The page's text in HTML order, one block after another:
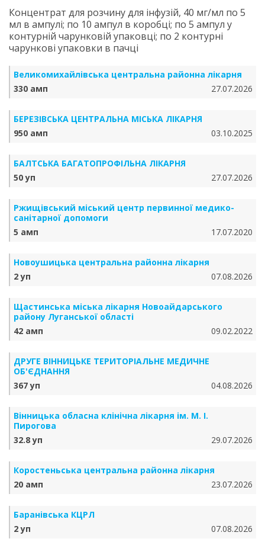
Концентрат для розчину для інфузій, 40 мг/мл по 5
мл в ампулі; по 10 ампул в коробці; по 5 ампул у
контурній чарунковій упаковці; по 2 контурні
чарункові упаковки в пачці
Великомихайлівська центральна районна лікарня
330 амп
27.07.2026
БЕРЕЗІВСЬКА ЦЕНТРАЛЬНА МІСЬКА ЛІКАРНЯ
950 амп
03.10.2025
БАЛТСЬКА БАГАТОПРОФІЛЬНА ЛІКАРНЯ
50 уп
27.07.2026
Ржищівський міський центр первинної медико-
санітарної допомоги
5 амп
17.07.2020
Новоушицька центральна районна лікарня
2 уп
07.08.2026
Щастинська міська лікарня Новоайдарського
району Луганської області
42 амп
09.02.2022
ДРУГЕ ВІННИЦЬКЕ ТЕРИТОРІАЛЬНЕ МЕДИЧНЕ
ОБ'ЄДНАННЯ
367 уп
04.08.2026
Вінницька обласна клінічна лікарня ім. М. І.
Пирогова
32.8 уп
29.07.2026
Коростеньська центральна районна лікарня
20 амп
23.07.2026
Баранівська КЦРЛ
2 уп
07.08.2026